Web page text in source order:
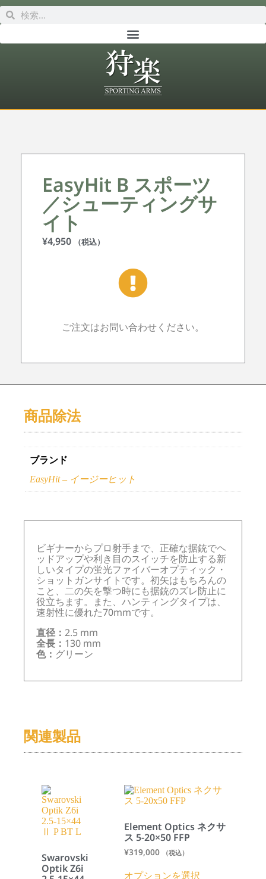
EasyHit B スポーツ
／シューティングサ
イト
¥4,950 （税込）
ご注文はお問い合わせください。
商品除法
ブランド
EasyHit – イージーヒット
ビギナーからプロ射手まで、正確な据銃でヘ
ッドアップや利き目のスイッチを防止する新
しいタイプの蛍光ファイバーオプティック・
ショットガンサイトです。初矢はもちろんの
こと、二の矢を撃つ時にも据銃のズレ防止に
役立ちます。また、ハンティングタイプは、
速射性に優れた70mmです。
直径： 2.5 mm
全長： 130 mm
色： グリーン
関連製品
Swarovski
Optik Z6i
Element Optics ネクサ
ス 5-20×50 FFP
¥319,000 （税込）
オプションを選択